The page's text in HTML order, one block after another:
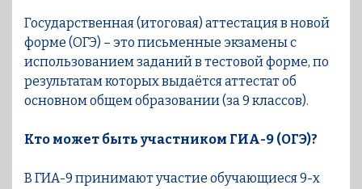
Государственная (итоговая) аттестация в новой
форме (ОГЭ) – это письменные экзамены с
использованием заданий в тестовой форме, по
результатам которых выдаётся аттестат об
основном общем образовании (за 9 классов).
Кто может быть участником ГИА-9 (ОГЭ)?
В ГИА-9 принимают участие обучающиеся 9-х